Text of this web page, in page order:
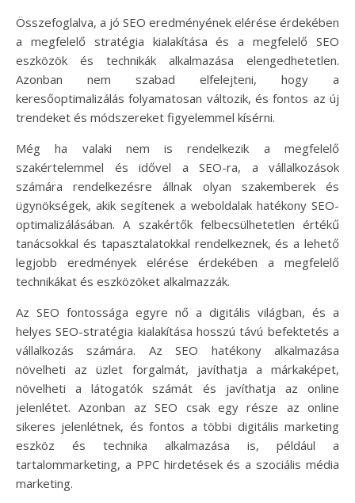
Összefoglalva, a jó SEO eredményének elérése érdekében
a megfelelő stratégia kialakítása és a megfelelő SEO
eszközök és technikák alkalmazása elengedhetetlen.
Azonban nem szabad elfelejteni, hogy a
keresőoptimalizálás folyamatosan változik, és fontos az új
trendeket és módszereket figyelemmel kísérni.
Még ha valaki nem is rendelkezik a megfelelő
szakértelemmel és idővel a SEO-ra, a vállalkozások
számára rendelkezésre állnak olyan szakemberek és
ügynökségek, akik segítenek a weboldalak hatékony SEO-
optimalizálásában. A szakértők felbecsülhetetlen értékű
tanácsokkal és tapasztalatokkal rendelkeznek, és a lehető
legjobb eredmények elérése érdekében a megfelelő
technikákat és eszközöket alkalmazzák.
Az SEO fontossága egyre nő a digitális világban, és a
helyes SEO-stratégia kialakítása hosszú távú befektetés a
vállalkozás számára. Az SEO hatékony alkalmazása
növelheti az üzlet forgalmát, javíthatja a márkaképet,
növelheti a látogatók számát és javíthatja az online
jelenlétet. Azonban az SEO csak egy része az online
sikeres jelenlétnek, és fontos a többi digitális marketing
eszköz és technika alkalmazása is, például a
tartalommarketing, a PPC hirdetések és a szociális média
marketing.